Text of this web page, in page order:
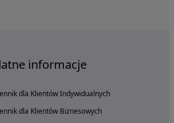
informacje
dla Klientów Indywidualnych
dla Klientów Biznesowych